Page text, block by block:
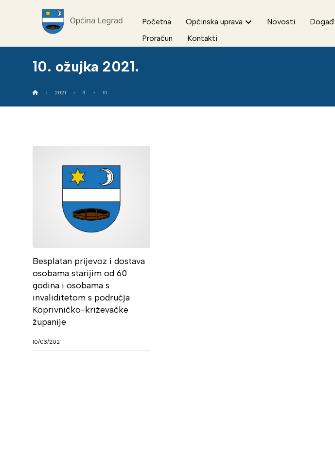
Početna Općinska uprava Novosti
Proračun
Kontakti
10. ožujka 2021.
2021 3 10
Besplatan prijevoz i dostava
osobama starijim od 60
godina i osobama s
invaliditetom s područja
Koprivničko-križevačke
županije
10/03/2021